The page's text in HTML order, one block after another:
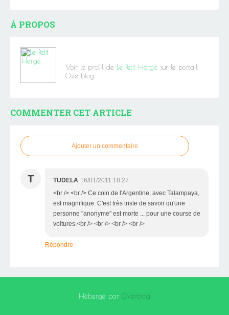
À PROPOS
Voir le profil de Le Petit Hergé sur le portail
Overblog
COMMENTER CET ARTICLE
Ajouter un commentaire
T TUDELA 16/01/2011 18:27
<br /> <br /> Ce coin de l'Argentine, avec Talampaya,
est magnifique. C'est très triste de savoir qu'une
personne "anonyme" est morte ... pour une course de
voitures.<br /> <br /> <br /> <br />
Répondre
Hébergé par Overblog